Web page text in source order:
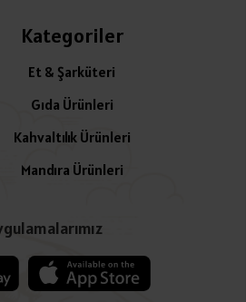
Kategoriler
Et & Şarküteri
Gıda Ürünleri
Kahvaltılık Ürünleri
Mandıra Ürünleri